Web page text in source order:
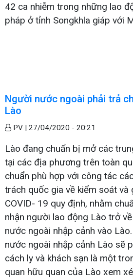
42 ca nhiễm trong những lao
pháp ở tỉnh Songkhla giáp với
Người nước ngoài phải trả
Lào
PV | 27/04/2020 - 20:21
Lào đang chuẩn bị mở các
tại các địa phương trên toàn
chuẩn phù hợp với công tác
trách quốc gia về kiểm soát và
COVID- 19 quy định, nhằm
nhận người lao động Lào trở
nước ngoài nhập cảnh vào
nước ngoài nhập cảnh Lào sẽ
cách ly và khách sạn là một
quan hữu quan của Lào xem